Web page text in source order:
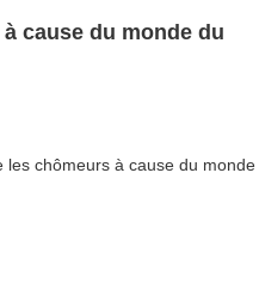
cause du monde du